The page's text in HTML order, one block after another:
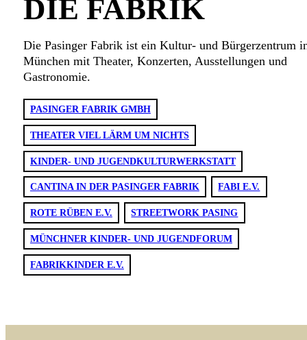
DIE FABRIK
Die Pasinger Fabrik ist ein Kultur- und Bürgerzentrum
München mit Theater, Konzerten, Ausstellungen und
Gastronomie.
PASINGER FABRIK GMBH
THEATER VIEL LÄRM UM NICHTS
KINDER- UND JUGENDKULTURWERKSTATT
CANTINA IN DER PASINGER FABRIK FABI E.V.
ROTE RÜBEN E.V. STREETWORK PASING
MÜNCHNER KINDER- UND JUGENDFORUM
FABRIKKINDER E.V.